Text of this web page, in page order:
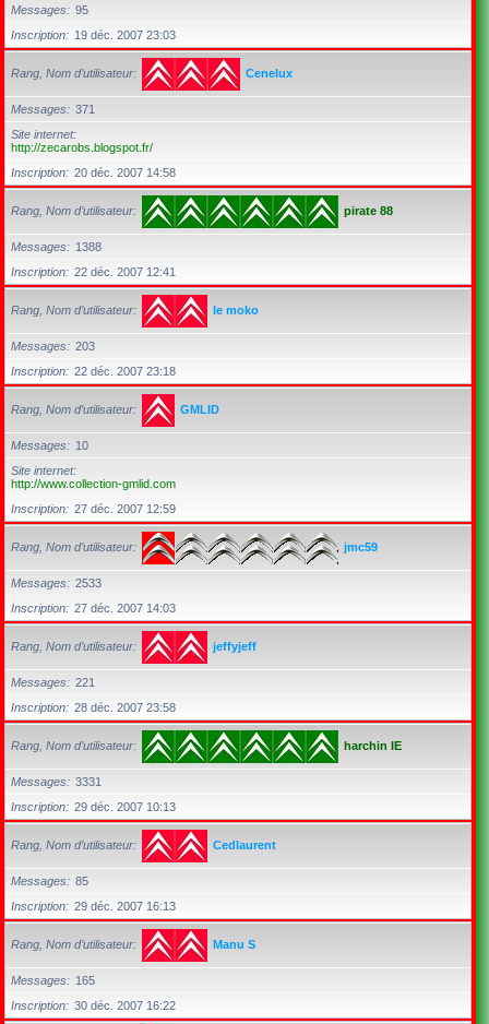
Messages
95
Inscription
19 déc. 2007 23:03
Rang, Nom d’utilisateur Cenelux
Messages
371
Site internet
http://zecarobs.blogspot.fr/
Inscription
20 déc. 2007 14:58
Rang, Nom d’utilisateur pirate 88
Messages
1388
Inscription
22 déc. 2007 12:41
Rang, Nom d’utilisateur le moko
Messages
203
Inscription
22 déc. 2007 23:18
Rang, Nom d’utilisateur GMLID
Messages
10
Site internet
http://www.collection-gmlid.com
Inscription
27 déc. 2007 12:59
Rang, Nom d’utilisateur jmc59
Messages
2533
Inscription
27 déc. 2007 14:03
Rang, Nom d’utilisateur jeffyjeff
Messages
221
Inscription
28 déc. 2007 23:58
Rang, Nom d’utilisateur harchin IE
Messages
3331
Inscription
29 déc. 2007 10:13
Rang, Nom d’utilisateur Cedlaurent
Messages
85
Inscription
29 déc. 2007 16:13
Rang, Nom d’utilisateur Manu S
Messages
165
Inscription
30 déc. 2007 16:22